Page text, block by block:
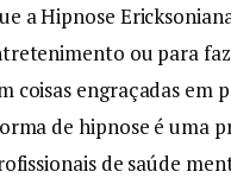
a Hipnose
ou para
coisas engraçadas em
de hipnose é uma
de saúde